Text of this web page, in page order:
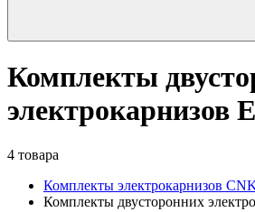
Комплекты
электрокарнизов
4 товара
Комплекты электрокарнизов
Комплекты двусторонних